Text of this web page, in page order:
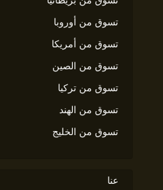
تسوق من أوروبا
تسوق من أمريكا
تسوق من الصين
تسوق من تركيا
تسوق من الهند
تسوق من الخليج
عنا